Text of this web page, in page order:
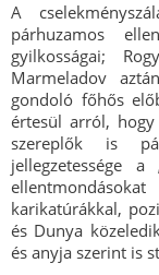
A
párhuzamos
gyilkosságai;
Marmeladov
gondoló főhős
értesül arról,
szereplők is
jellegzetessége
karikatúrákkal,
és Dunya
és anyja szerint is